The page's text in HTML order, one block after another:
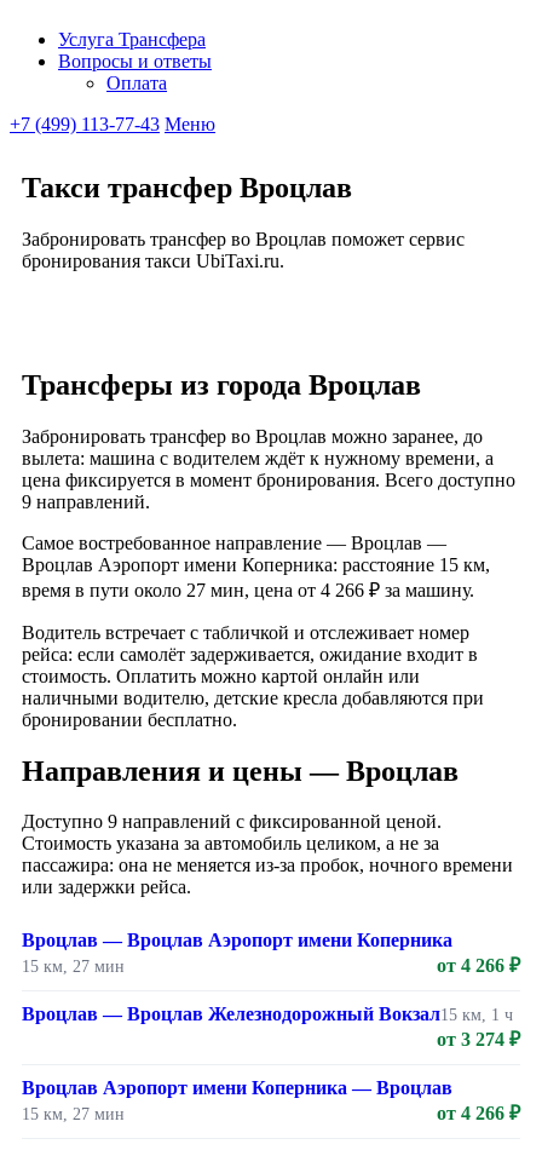
Ubitaxi
Услуга Трансфера
Вопросы и ответы
Оплата
+7 (499) 113-77-43 Меню
Такси трансфер Вроцлав
Забронировать трансфер во Вроцлав поможет сервис
бронирования такси UbiTaxi.ru.
Трансферы из города Вроцлав
Забронировать трансфер во Вроцлав можно заранее, до
вылета: машина с водителем ждёт к нужному времени, а
цена фиксируется в момент бронирования. Всего доступно
9 направлений.
Самое востребованное направление — Вроцлав —
Вроцлав Аэропорт имени Коперника: расстояние 15 км,
время в пути около 27 мин, цена от 4 266 ₽ за машину.
Водитель встречает с табличкой и отслеживает номер
рейса: если самолёт задерживается, ожидание входит в
стоимость. Оплатить можно картой онлайн или
наличными водителю, детские кресла добавляются при
бронировании бесплатно.
Направления и цены — Вроцлав
Доступно 9 направлений с фиксированной ценой.
Стоимость указана за автомобиль целиком, а не за
пассажира: она не меняется из-за пробок, ночного времени
или задержки рейса.
Вроцлав — Вроцлав Аэропорт имени Коперника
15 км, 27 мин от 4 266 ₽
Вроцлав — Вроцлав Железнодорожный Вокзал15 км, 1 ч
от 3 274 ₽
Вроцлав Аэропорт имени Коперника — Вроцлав
15 км, 27 мин от 4 266 ₽